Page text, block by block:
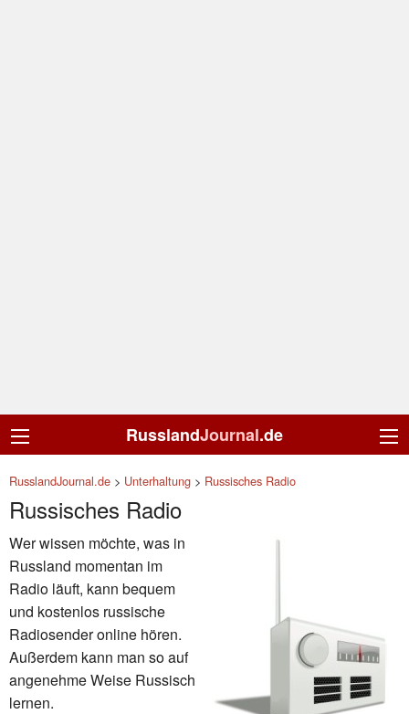
RusslandJournal.de
RusslandJournal.de > Unterhaltung > Russisches Radio
Russisches Radio
Wer wissen möchte, was in
Russland momentan im
Radio läuft, kann bequem
und kostenlos russische
Radiosender online hören.
Außerdem kann man so auf
angenehme Weise Russisch
lernen.